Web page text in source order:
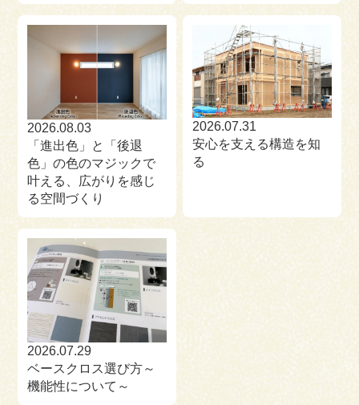
2026.08.03
「進出色」と「後退
色」の色のマジックで
叶える、広がりを感じ
る空間づくり
2026.07.31
安心を支える構造を知
る
2026.07.29
ベースクロス選び方～
機能性について～